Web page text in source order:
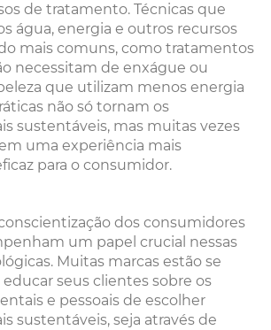
de tratamento. Técnicas que
água, energia e outros recursos
mais comuns, como tratamentos
necessitam de enxágue ou
que utilizam menos energia
não só tornam os
sustentáveis, mas muitas vezes
uma experiência mais
para o consumidor.
dos consumidores
um papel crucial nessas
Muitas marcas estão se
seus clientes sobre os
e pessoais de escolher
sustentáveis, seja através de